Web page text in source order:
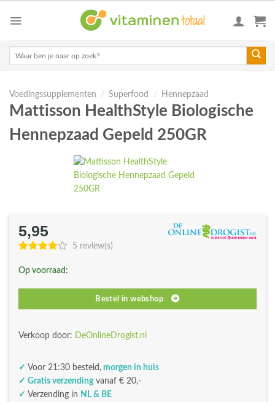
Voedingssupplementen / Superfood / Hennepzaad
Mattisson HealthStyle Biologische
Hennepzaad Gepeld 250GR
5,95
5 review(s)
Op voorraad:
Bestel in webshop
Verkoop door: DeOnlineDrogist.nl
✓ Voor 21:30 besteld, morgen in huis
✓ Gratis verzendingvanaf € 20,-
✓ Verzending in NL & BE